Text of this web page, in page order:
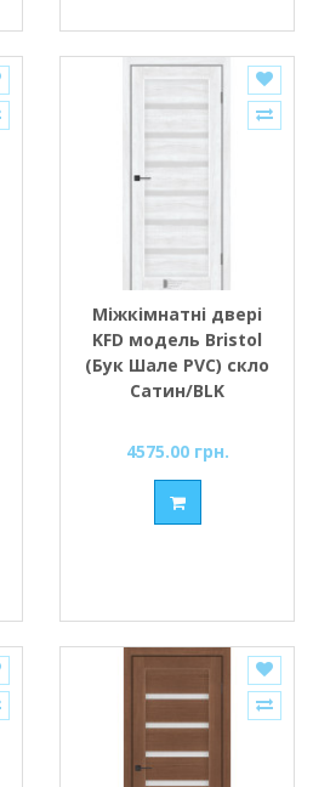
Міжкімнатні двері
KFD модель Bristol
(Бук Шале PVC) скло
Сатин/BLK
4575.00 грн.